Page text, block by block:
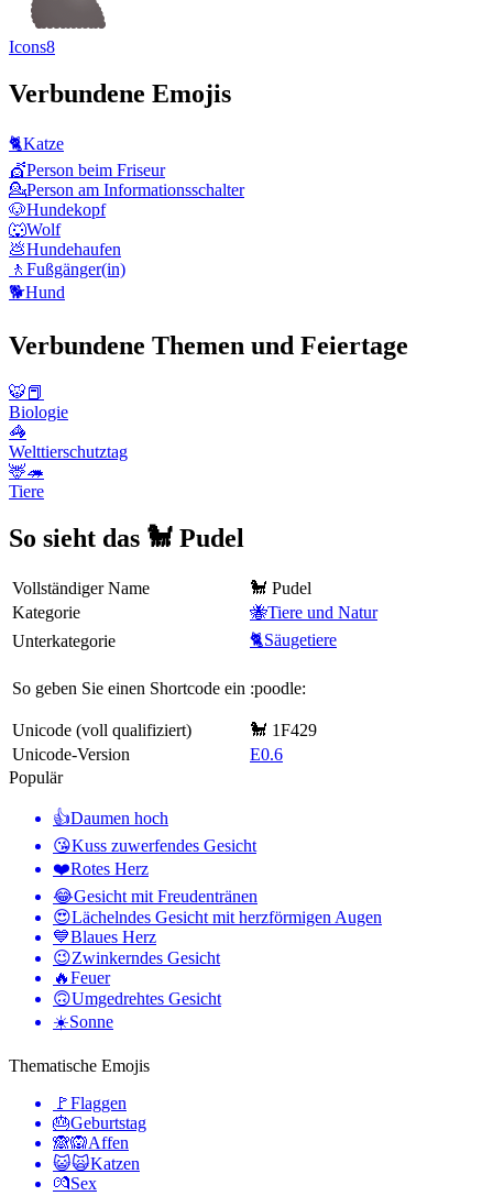
Icons8
Verbundene Emojis
🐈Katze
💇Person beim Friseur
💁Person am Informationsschalter
🐶Hundekopf
🐺Wolf
💩Hundehaufen
🚶 Fußgänger(in)
🐕Hund
Verbundene Themen und Feiertage
🐯📕
Biologie
🦓
Welttierschutztag
🦌🦔
Tiere
So sieht das 🐩 Pudel
Vollständiger Name
🐩 Pudel
Kategorie
🐝Tiere und Natur
Unterkategorie
🐈Säugetiere
So geben Sie einen Shortcode ein :poodle:
Unicode (voll qualifiziert)
🐩 1F429
Unicode-Version
E0.6
Populär
👍Daumen hoch
😘Kuss zuwerfendes Gesicht
❤️Rotes Herz
😂Gesicht mit Freudentränen
😍Lächelndes Gesicht mit herzförmigen Augen
💙Blaues Herz
😉Zwinkerndes Gesicht
🔥Feuer
🙃Umgedrehtes Gesicht
☀️Sonne
Thematische Emojis
🚩Flaggen
🎂Geburtstag
🙈🙉Affen
😺🙀Katzen
💏Sex